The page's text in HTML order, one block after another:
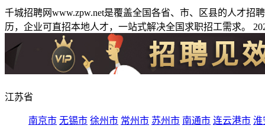
千城招聘网www.zpw.net是覆盖全国各省、市、区县的人才
历，企业可直招本地人才，一站式解决全国求职招工需求。
江苏省
南京市 无锡市 徐州市 常州市 苏州市 南通市 连云港市 淮